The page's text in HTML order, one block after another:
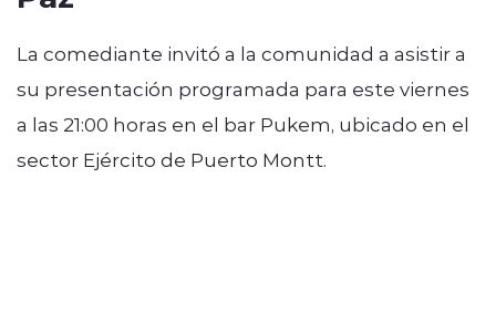
La comediante invitó a la comunidad a asistir a
su presentación programada para este viernes
a las 21:00 horas en el bar Pukem, ubicado en el
sector Ejército de Puerto Montt.